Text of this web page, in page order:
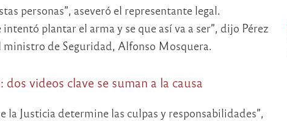
personas”, aseveró el representante legal.
plantar el arma y se que así va a ser”, dijo Pérez
de Seguridad, Alfonso Mosquera.
dos videos clave se suman a la causa
Justicia determine las culpas y responsabilidades”,